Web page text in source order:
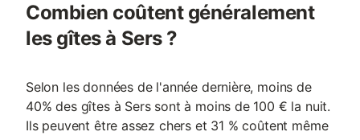
Combien coûtent généralement
les gîtes à Sers ?
Selon les données de l'année dernière, moins de
40% des gîtes à Sers sont à moins de 100 € la nuit.
Ils peuvent être assez chers et 31 % coûtent même